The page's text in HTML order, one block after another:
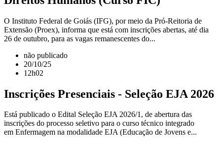
O Instituto Federal de Goiás (IFG), por meio da Pró-Reitoria de
Extensão (Proex), informa que está com inscrições abertas, até dia
26 de outubro, para as vagas remanescentes do...
não publicado
20/10/25
12h02
Inscrições Presenciais - Seleção EJA 2026
Está publicado o Edital Seleção EJA 2026/1, de abertura das
inscrições do processo seletivo para o curso técnico integrado
em Enfermagem na modalidade EJA (Educação de Jovens e...